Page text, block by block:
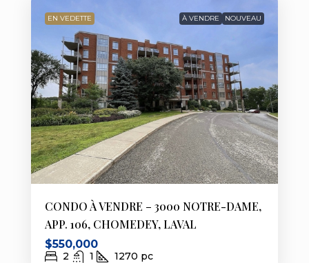
EN VEDETTE À VENDRE NOUVEAU
CONDO À VENDRE – 3000 NOTRE-DAME,
APP. 106, CHOMEDEY, LAVAL
$550,000
2 1 1270 pc